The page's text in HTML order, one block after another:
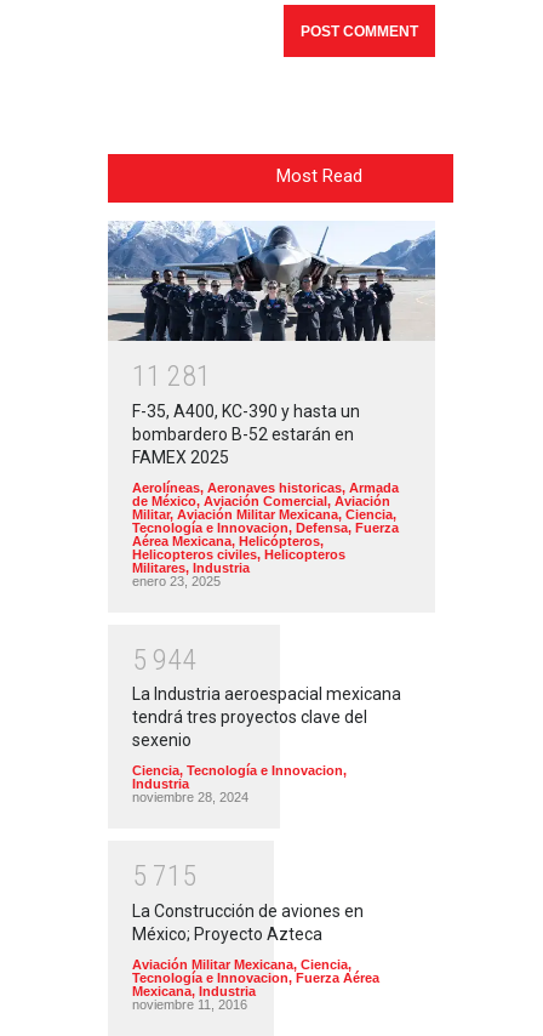
Most Read
1 1 281
F-35, A400, KC-390 y hasta un
bombardero B-52 estarán en
FAMEX 2025
Aerolíneas, Aeronaves historicas, Armada
de México, Aviación Comercial, Aviación
Militar, Aviación Militar Mexicana, Ciencia,
Tecnología e Innovacion, Defensa, Fuerza
Aérea Mexicana, Helicópteros,
Helicopteros civiles, Helicopteros
Militares, Industria
enero 23, 2025
5 944
La Industria aeroespacial mexicana
tendrá tres proyectos clave del
sexenio
Ciencia, Tecnología e Innovacion,
Industria
noviembre 28, 2024
5 71 5
La Construcción de aviones en
México; Proyecto Azteca
Aviación Militar Mexicana, Ciencia,
Tecnología e Innovacion, Fuerza Aérea
Mexicana, Industria
noviembre 11, 2016